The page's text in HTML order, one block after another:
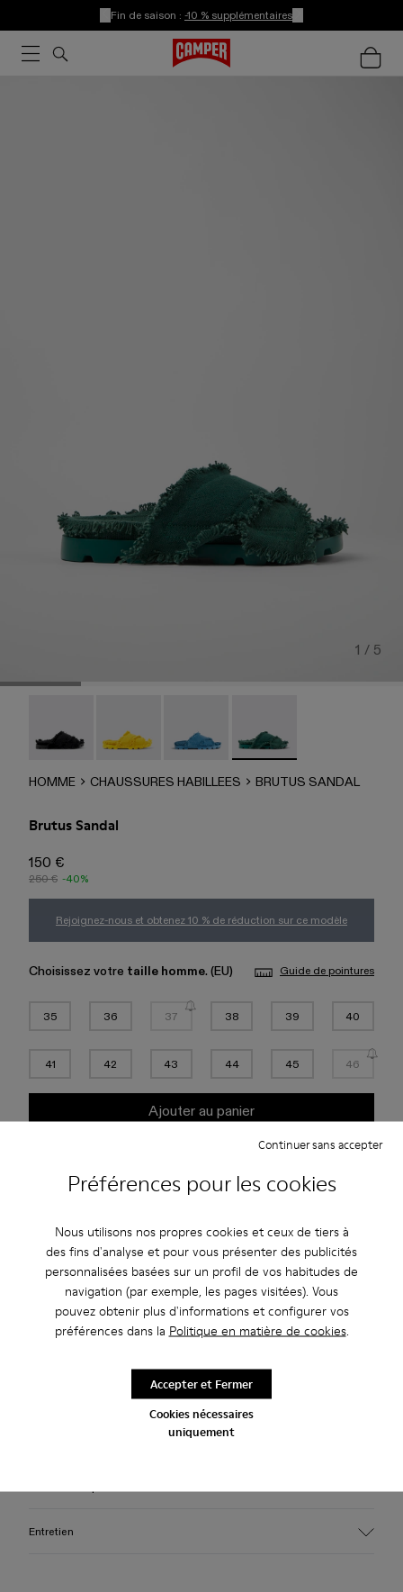
Préférences pour les cookies
Nous utilisons nos propres cookies et ceux de tiers à
des fins d'analyse et pour vous présenter des publicités
personnalisées basées sur un profil de vos habitudes de
navigation (par exemple, les pages visitées). Vous
pouvez obtenir plus d'informations et configurer vos
préférences dans la Politique en matière de cookies.
Cookies nécessaires
uniquement
Continuer sans accepter
Accepter et Fermer
Fin de saison : -10 % supplémentaires
1 / 5
HOMME CHAUSSURES HABILLEES BRUTUS SANDAL
Brutus Sandal
150 €
250 € -40%
Rejoignez-nous et obtenez 10 % de réduction sur ce modèle
Choisissez votre taille homme. (EU) Guide de pointures
35 36 37 38 39 40
41 42 43 44 45 46
Ajouter au panier
Consulter les disponibilités de la boutique la plus proche de chez
les achats de plus de 45€.
Retours gratuits dans les 30 jours sur DHL ServicePoints et
en boutique Camper.
Période de garantie de 2 ans.
Sandales à brides croisées en coton bio EFI vert avec une
semelle extérieure XL EXTRALIGHT®.
Entretien